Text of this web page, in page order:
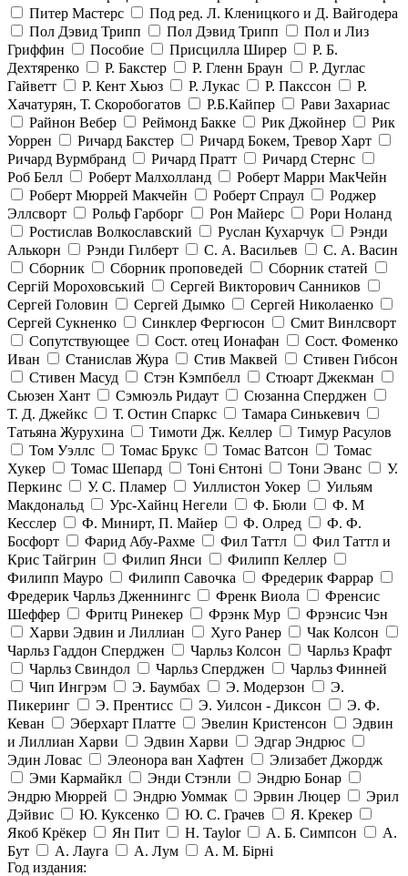
Питер Мастерс
Под ред. Л. Кленицкого и Д. Вайгодера
Пол Дэвид Трипп
Пол Дэвид Трипп
Пол и Лиз
Гриффин
Пособие Присцилла Ширер
Р. Б.
Дехтяренко
Р. Бакстер Р. Гленн Браун
Р. Дуглас
Гайветт
Р. Кент Хьюз Р. Лукас Р. Пакссон
Р.
Хачатурян, Т. Скоробогатов
Р.Б.Кайпер
Рави Захариас
Райнон Вебер
Реймонд Бакке Рик Джойнер
Рик
Уоррен
Ричард Бакстер
Ричард Бокем, Тревор Харт
Ричард Вурмбранд
Ричард Пратт
Ричард Стернс
Роб Белл
Роберт Малхолланд
Роберт Марри МакЧейн
Роберт Мюррей Макчейн
Роберт Спраул
Роджер
Эллсворт
Рольф Гарборг Рон Майерс
Рори Ноланд
Ростислав Волкославский
Руслан Кухарчук
Рэнди
Алькорн
Рэнди Гилберт С. А. Васильев
С. А. Васин
Сборник
Сборник проповедей
Сборник статей
Сергій Мороховський
Сергей Викторович Санников
Сергей Головин
Сергей Дымко
Сергей Николаенко
Сергей Сукненко
Синклер Фергюсон
Смит Винлсворт
Сопутствующее
Сост. отец Ионафан
Сост. Фоменко
Иван
Станислав Жура Стив Маквей
Стивен Гибсон
Стивен Масуд
Стэн Кэмпбелл
Стюарт Джекман
Сьюзен Хант
Сэмюэль Ридаут
Сюзанна Сперджен
Т. Д. Джейкс
Т. Остин Спаркс
Тамара Синькевич
Татьяна Журухина
Тимоти Дж. Келлер
Тимур Расулов
Том Уэллс
Томас Брукс Томас Ватсон
Томас
Хукер
Томас Шепард Тоні Єнтоні Тони Эванс
У.
Перкинс
У. С. Пламер Уиллистон Уокер
Уильям
Макдональд
Урс-Хайнц Негели Ф. Бюли
Ф. М
Кесслер
Ф. Минирт, П. Майер Ф. Олред
Ф. Ф.
Босфорт
Фарид Абу-Рахме Фил Таттл
Фил Таттл и
Крис Тайгрин
Филип Янси
Филипп Келлер
Филипп Мауро
Филипп Савочка
Фредерик Фаррар
Фредерик Чарльз Дженнингс
Френк Виола
Френсис
Шеффер
Фритц Ринекер Фрэнк Мур
Фрэнсис Чэн
Харви Эдвин и Лиллиан
Хуго Ранер
Чак Колсон
Чарльз Гаддон Сперджен
Чарльз Колсон
Чарльз Крафт
Чарльз Свиндол
Чарльз Сперджен
Чарльз Финней
Чип Ингрэм
Э. Баумбах Э. Модерзон
Э.
Пикеринг
Э. Прентисс Э. Уилсон - Диксон
Э. Ф.
Кеван
Эберхарт Платте Эвелин Кристенсон
Эдвин
и Лиллиан Харви
Эдвин Харви
Эдгар Эндрюс
Эдин Ловас
Элеонора ван Хафтен
Элизабет Джордж
Эми Кармайкл
Энди Стэнли
Эндрю Бонар
Эндрю Мюррей
Эндрю Уоммак Эрвин Люцер
Эрил
Дэйвис
Ю. Куксенко Ю. С. Грачев
Я. Крекер
Якоб Крёкер
Ян Пит H. Taylor А. Б. Симпсон
А.
Бут
А. Лауга А. Лум
А. М. Бірні
Год издания: